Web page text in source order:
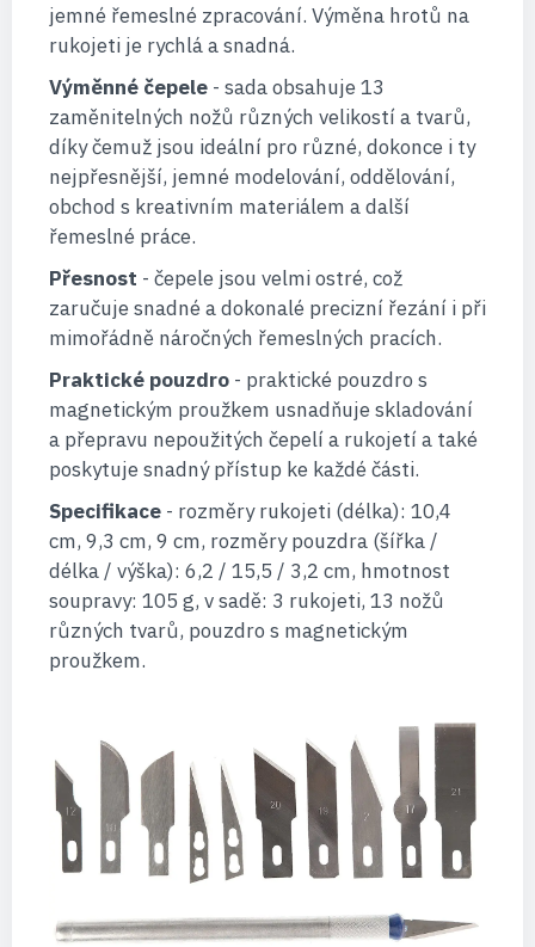
jemné řemeslné zpracování. Výměna hrotů na
rukojeti je rychlá a snadná.
Výměnné čepele- sada obsahuje 13
zaměnitelných nožů různých velikostí a tvarů,
díky čemuž jsou ideální pro různé, dokonce i ty
nejpřesnější, jemné modelování, oddělování,
obchod s kreativním materiálem a další
řemeslné práce.
Přesnost - čepele jsou velmi ostré, což
zaručuje snadné a dokonalé precizní řezání i při
mimořádně náročných řemeslných pracích.
Praktické pouzdro- praktické pouzdro s
magnetickým proužkem usnadňuje skladování
a přepravu nepoužitých čepelí a rukojetí a také
poskytuje snadný přístup ke každé části.
Specifikace- rozměry rukojeti (délka): 10,4
cm, 9,3 cm, 9 cm, rozměry pouzdra (šířka /
délka / výška): 6,2 / 15,5 / 3,2 cm, hmotnost
soupravy: 105 g, v sadě: 3 rukojeti, 13 nožů
různých tvarů, pouzdro s magnetickým
proužkem.